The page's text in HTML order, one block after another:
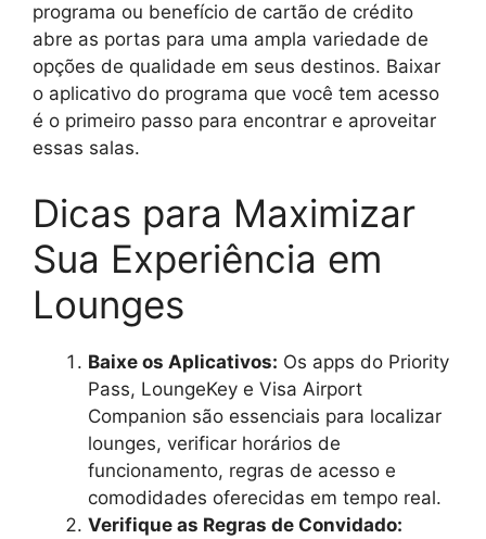
programa ou benefício de cartão de crédito
abre as portas para uma ampla variedade de
opções de qualidade em seus destinos. Baixar
o aplicativo do programa que você tem acesso
é o primeiro passo para encontrar e aproveitar
essas salas.
Dicas para Maximizar
Sua Experiência em
Lounges
Baixe os Aplicativos: Os apps do Priority
Pass, LoungeKey e Visa Airport
Companion são essenciais para localizar
lounges, verificar horários de
funcionamento, regras de acesso e
comodidades oferecidas em tempo real.
Verifique as Regras de Convidado: